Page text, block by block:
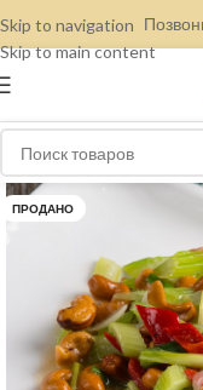
Skip to navigation
Skip to main content
ПРОДАНО